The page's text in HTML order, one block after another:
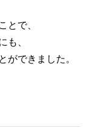
とで、
も、
ができました。